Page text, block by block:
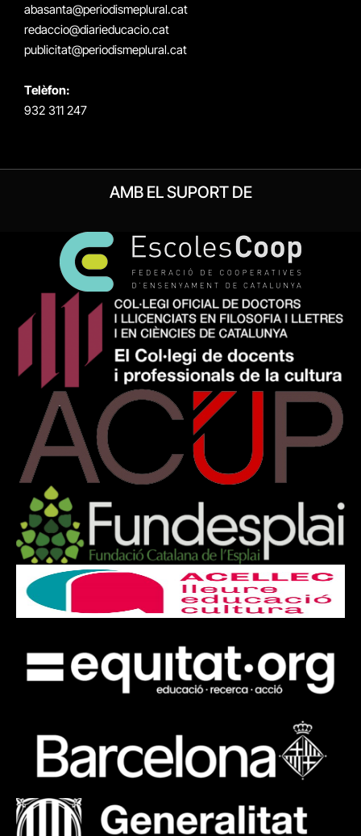
abasanta@periodismeplural.cat
redaccio@diarieducacio.cat
publicitat@periodismeplural.cat
Telèfon:
932 311 247
AMB EL SUPORT DE